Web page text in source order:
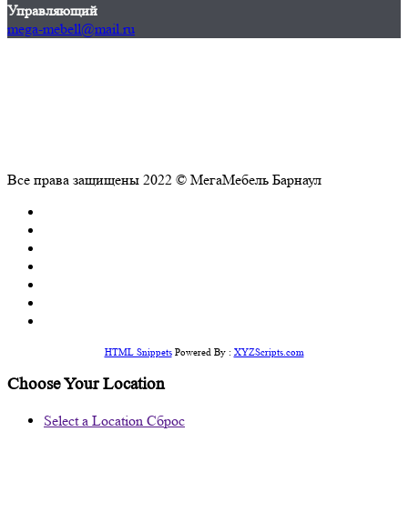
Управляющий
mega-mebell@mail.ru
Все права защищены 2022 © МегаМебель Барнаул
HTML SnippetsPowered By : XYZScripts.com
Choose Your Location
Select a Location Сброс